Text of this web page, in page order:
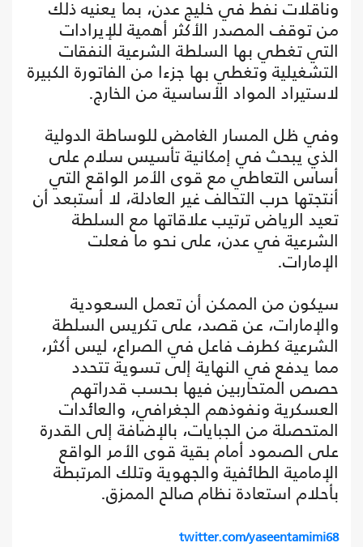
وناقلات نفط في خليج عدن، بما يعنيه ذلك
من توقف المصدر الأكثر أهمية للإيرادات
التي تغطي بها السلطة الشرعية النفقات
التشغيلية وتغطي بها جزءا من الفاتورة الكبيرة
لاستيراد المواد الأساسية من الخارج.
وفي ظل المسار الغامض للوساطة الدولية
الذي يبحث في إمكانية تأسيس سلام على
أساس التعاطي مع قوى الأمر الواقع التي
أنتجتها حرب التحالف غير العادلة، لا أستبعد أن
تعيد الرياض ترتيب علاقاتها مع السلطة
الشرعية في عدن، على نحو ما فعلت
الإمارات.
سيكون من الممكن أن تعمل السعودية
والإمارات، عن قصد، على تكريس السلطة
الشرعية كطرف فاعل في الصراع، ليس أكثر،
مما يدفع في النهاية إلى تسوية تتحدد
حصص المتحاربين فيها بحسب قدراتهم
العسكرية ونفوذهم الجغرافي، والعائدات
المتحصلة من الجبايات، بالإضافة إلى القدرة
على الصمود أمام بقية قوى الأمر الواقع
الإمامية الطائفية والجهوية وتلك المرتبطة
بأحلام استعادة نظام صالح الممزق.
twitter.com/yaseentamimi68